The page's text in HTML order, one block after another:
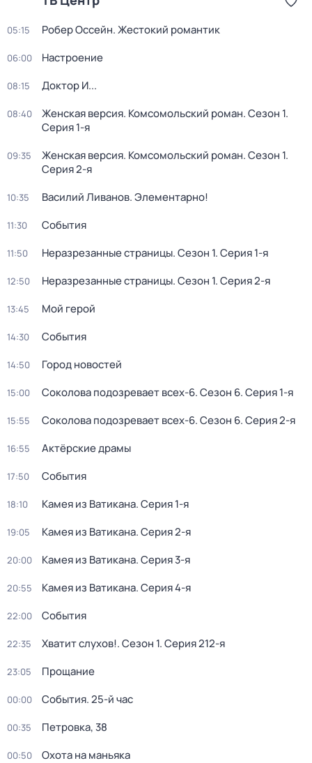
05:15 Робер Оссейн. Жестокий романтик
06:00 Настроение
08:15 Доктор И...
08:40 Женская версия. Комсомольский роман. Сезон 1.
Серия 1-я
09:35 Женская версия. Комсомольский роман. Сезон 1.
Серия 2-я
10:35 Василий Ливанов. Элементарно!
11:30 События
11:50 Неразрезанные страницы. Сезон 1. Серия 1-я
12:50 Неразрезанные страницы. Сезон 1. Серия 2-я
13:45 Мой герой
14:30 События
14:50 Город новостей
15:00 Соколова подозревает всех-6. Сезон 6. Серия 1-я
15:55 Соколова подозревает всех-6. Сезон 6. Серия 2-я
16:55 Актёрские драмы
17:50 События
18:10 Камея из Ватикана. Серия 1-я
19:05 Камея из Ватикана. Серия 2-я
20:00 Камея из Ватикана. Серия 3-я
20:55 Камея из Ватикана. Серия 4-я
22:00 События
22:35 Хватит слухов!. Сезон 1. Серия 212-я
23:05 Прощание
00:00 События. 25-й час
00:35 Петровка, 38
00:50 Охота на маньяка